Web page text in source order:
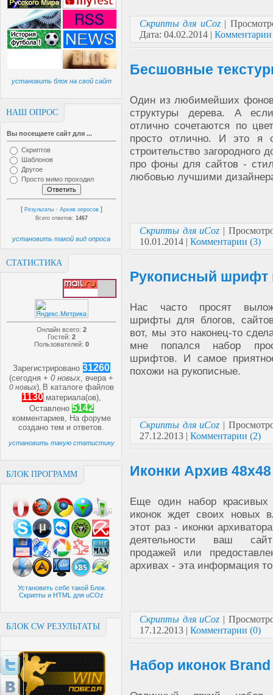
установить блок на свой сайт
НАШ ОПРОС
Вы посещаете сайт для ...
Скриптов
Шаблонов
Другое
Просто мимо проходил
[ Результаты · Архив опросов ]
Всего ответов: 1467
установить такой вид опроса
СТАТИСТИКА
Онлайн всего: 2
Гостей: 2
Пользователей: 0
Зарегистрировано 31260
(сегодня +0 новых, вчера +
0 новых) В каталоге файлов
1130 материала(ов),
Оставлено 5142
комментариев, На форуме
созданотем иответов.
установить такую статистику
БЛОК ПРОГРАММ
Установить себе такой Блок
Скрипты и HTML для uCOz
БЛОК CW РЕЗУЛЬТАТЫ
Скрипты для uCoz|
Дата: 04.02.2014 |
Бесшовные
Один из любимейших
структуры дерева. А
отлично сочетаются по
просто отлично. И это я
строительство загородного
про фоны для сайтов -
любовью лучшими
Скрипты для uCoz |
10.01.2014 | Комментарии (3)
Рукописный шрифт
Нас часто просят
шрифты для блогов,
вот, мы это наконец-то
мне попался набор
шрифтов. И самое
похожи на рукописные.
Скрипты для uCoz |
27.12.2013 | Комментарии (2)
Иконки Архив 48x48
Еще один набор красивых
иконок ждет своих новых
этот раз - иконки
деятельности ваш
продажей или
архивах - эта информация
Скрипты для uCoz |
17.12.2013 | Комментарии (0)
Набор иконок